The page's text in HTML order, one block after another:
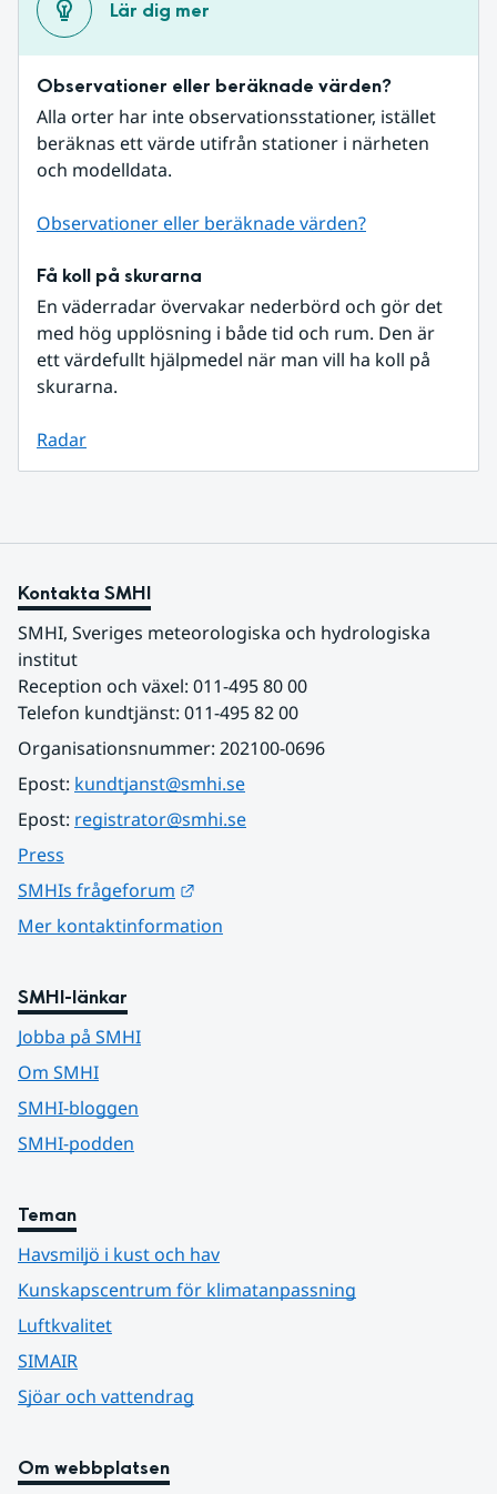
Lär dig mer
Observationer eller beräknade värden?
Alla orter har inte observationsstationer, istället
beräknas ett värde utifrån stationer i närheten
och modelldata.
Observationer eller beräknade värden?
Få koll på skurarna
En väderradar övervakar nederbörd och gör det
med hög upplösning i både tid och rum. Den är
ett värdefullt hjälpmedel när man vill ha koll på
skurarna.
Radar
Kontakta SMHI
SMHI, Sveriges meteorologiska och hydrologiska
institut
Reception och växel: 011-495 80 00
Telefon kundtjänst: 011-495 82 00
Organisationsnummer: 202100-0696
Epost: kundtjanst@smhi.se
Epost: registrator@smhi.se
Press
SMHIs frågeforum
Mer kontaktinformation
SMHI-länkar
Jobba på SMHI
Om SMHI
SMHI-bloggen
SMHI-podden
Teman
Havsmiljö i kust och hav
Kunskapscentrum för klimatanpassning
Luftkvalitet
SIMAIR
Sjöar och vattendrag
Om webbplatsen